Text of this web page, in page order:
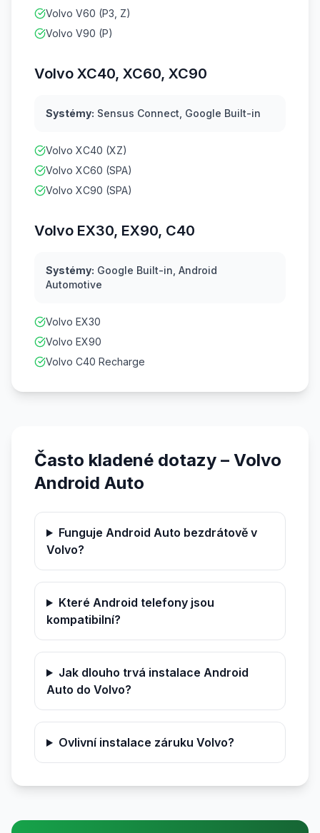
Volvo V60 (P3, Z)
Volvo V90 (P)
Volvo XC40, XC60, XC90
Systémy: Sensus Connect, Google Built-in
Volvo XC40 (XZ)
Volvo XC60 (SPA)
Volvo XC90 (SPA)
Volvo EX30, EX90, C40
Systémy: Google Built-in, Android
Automotive
Volvo EX30
Volvo EX90
Volvo C40 Recharge
Často kladené dotazy – Volvo
Android Auto
Funguje Android Auto bezdrátově v
Volvo?
Které Android telefony jsou
kompatibilní?
Jak dlouho trvá instalace Android
Auto do Volvo?
Ovlivní instalace záruku Volvo?